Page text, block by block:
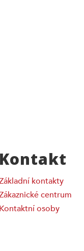
Kontakt
kontakty
centrum
Kontaktní osoby